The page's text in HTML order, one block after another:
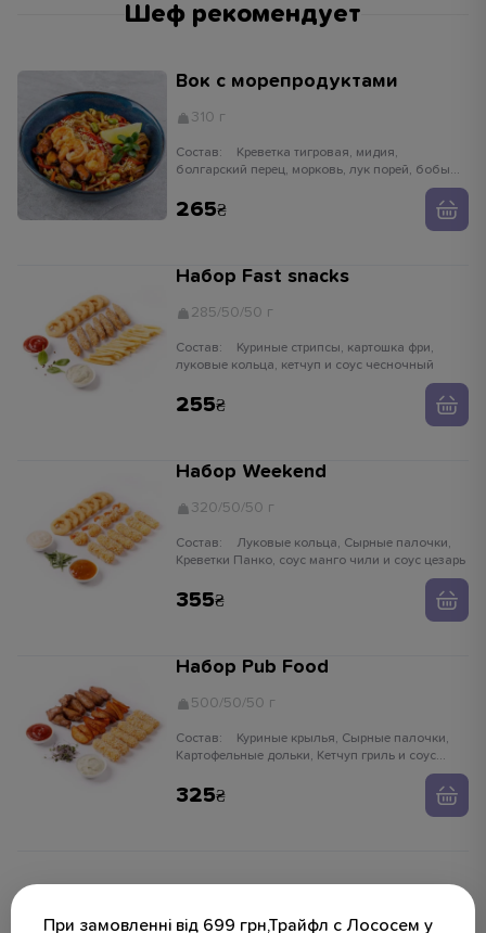
При замовленні від 699 грн,Трайфл с Лососем у
Шеф рекомендует
Вок с морепродуктами
310 г
Состав:
болгарский перец, морковь, лук порей, бобы
устричный соус, кунжут белый, лапша рисовая
265
Набор Fast snacks
285/50/50 г
Состав:
луковые кольца, кетчуп и соус чесночный
255
Набор Weekend
320/50/50 г
Состав:
Креветки Панко, соус манго чили и соус цезарь
355
Набор Pub Food
500/50/50 г
Состав:
Картофельные дольки, Кетчуп гриль и соус
325